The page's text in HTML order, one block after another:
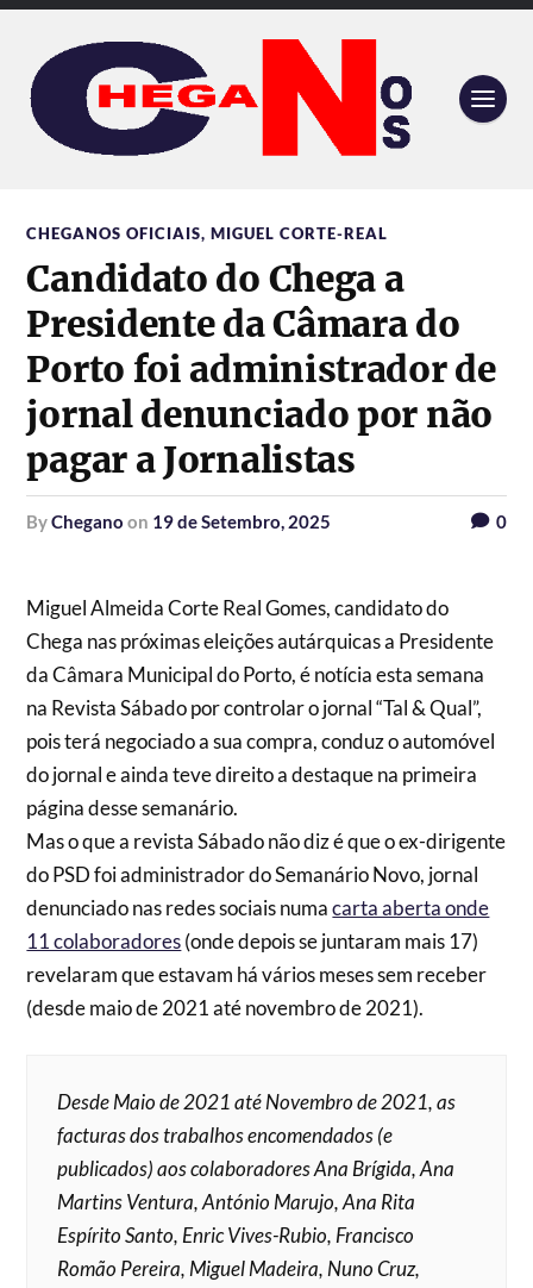
CHEGANOS OFICIAIS,MIGUEL CORTE-REAL
Candidato do Chega a
Presidente da Câmara do
Porto foi administrador de
jornal denunciado por não
pagar a Jornalistas
byChegano on 19 de Setembro, 2025 0
Miguel Almeida Corte Real Gomes, candidato do
Chega nas próximas eleições autárquicas a Presidente
da Câmara Municipal do Porto, é notícia esta semana
na Revista Sábado por controlar o jornal “Tal & Qual”,
pois terá negociado a sua compra, conduz o automóvel
do jornal e ainda teve direito a destaque na primeira
página desse semanário.
Mas o que a revista Sábado não diz é que o ex-dirigente
do PSD foi administrador do Semanário Novo, jornal
denunciado nas redes sociais numacarta aberta onde
11 colaboradores(onde depois se juntaram mais 17)
revelaram que estavam há vários meses sem receber
(desde maio de 2021 até novembro de 2021).
Desde Maio de 2021 até Novembro de 2021, as
facturas dos trabalhos encomendados (e
publicados) aos colaboradores Ana Brígida, Ana
Martins Ventura, António Marujo, Ana Rita
Espírito Santo, Enric Vives-Rubio, Francisco
Romão Pereira, Miguel Madeira, Nuno Cruz,